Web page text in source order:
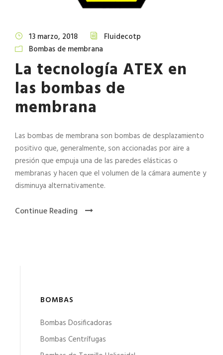
13 marzo, 2018
Fluidecotp
Bombas de membrana
La tecnología ATEX en
las bombas de
membrana
Las bombas de membrana son bombas de desplazamiento
positivo que, generalmente, son accionadas por aire a
presión que empuja una de las paredes elásticas o
membranas y hacen que el volumen de la cámara aumente y
disminuya alternativamente.
Continue Reading
BOMBAS
Bombas Dosificadoras
Bombas Centrífugas